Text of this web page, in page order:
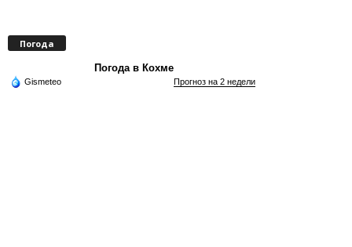
Погода
Погода в Кохме
Gismeteo Прогноз на 2 недели